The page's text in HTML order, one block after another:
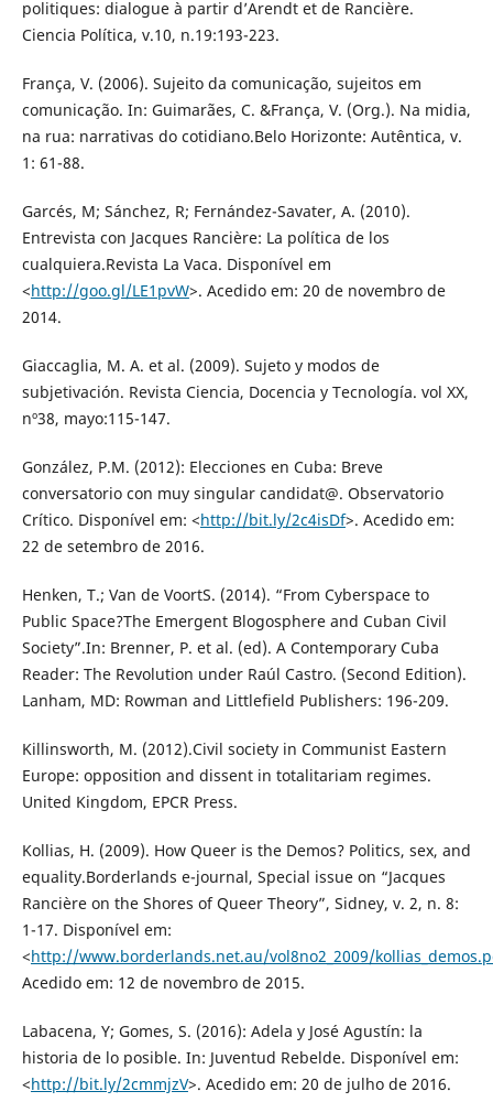
politiques: dialogue à partir d’Arendt et de Rancière.
Ciencia Política, v.10, n.19:193-223.
França, V. (2006). Sujeito da comunicação, sujeitos em
comunicação. In: Guimarães, C. &França, V. (Org.). Na midia,
na rua: narrativas do cotidiano.Belo Horizonte: Autêntica, v.
1: 61-88.
Garcés, M; Sánchez, R; Fernández-Savater, A. (2010).
Entrevista con Jacques Rancière: La política de los
cualquiera.Revista La Vaca. Disponível em
<http://goo.gl/LE1pvW>. Acedido em: 20 de novembro de
2014.
Giaccaglia, M. A. et al. (2009). Sujeto y modos de
subjetivación. Revista Ciencia, Docencia y Tecnología. vol XX,
nº38, mayo:115-147.
González, P.M. (2012): Elecciones en Cuba: Breve
conversatorio con muy singular candidat@. Observatorio
Crítico. Disponível em: <http://bit.ly/2c4isDf>. Acedido em:
22 de setembro de 2016.
Henken, T.; Van de VoortS. (2014). “From Cyberspace to
Public Space?The Emergent Blogosphere and Cuban Civil
Society”.In: Brenner, P. et al. (ed). A Contemporary Cuba
Reader: The Revolution under Raúl Castro. (Second Edition).
Lanham, MD: Rowman and Littlefield Publishers: 196-209.
Killinsworth, M. (2012).Civil society in Communist Eastern
Europe: opposition and dissent in totalitariam regimes.
United Kingdom, EPCR Press.
Kollias, H. (2009). How Queer is the Demos? Politics, sex, and
equality.Borderlands e-journal, Special issue on “Jacques
Rancière on the Shores of Queer Theory”, Sidney, v. 2, n. 8:
1-17. Disponível em:
<http://www.borderlands.net.au/vol8no2_2009/
Acedido em: 12 de novembro de 2015.
Labacena, Y; Gomes, S. (2016): Adela y José Agustín: la
historia de lo posible. In: Juventud Rebelde. Disponível em:
<http://bit.ly/2cmmjzV>. Acedido em: 20 de julho de 2016.